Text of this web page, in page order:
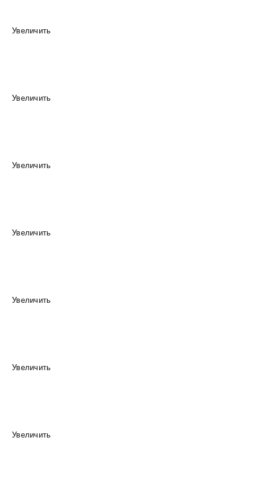
Увеличить
Увеличить
Увеличить
Увеличить
Увеличить
Увеличить
Увеличить